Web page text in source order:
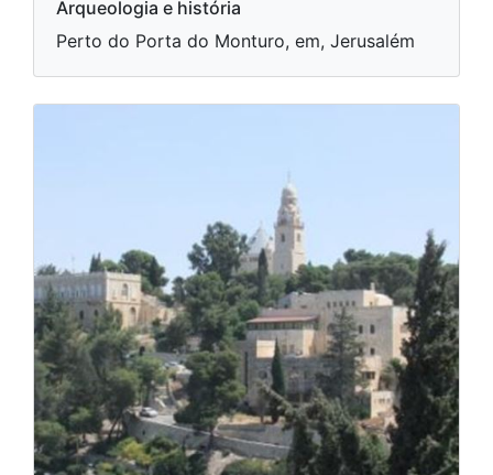
Arqueologia e história
Perto do Porta do Monturo, em, Jerusalém